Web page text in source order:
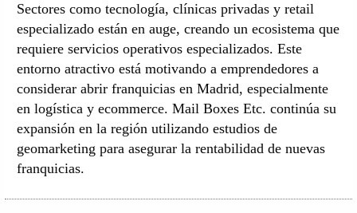
Sectores como tecnología, clínicas privadas y retail
especializado están en auge, creando un ecosistema que
requiere servicios operativos especializados. Este
entorno atractivo está motivando a emprendedores a
considerar abrir franquicias en Madrid, especialmente
en logística y ecommerce. Mail Boxes Etc. continúa su
expansión en la región utilizando estudios de
geomarketing para asegurar la rentabilidad de nuevas
franquicias.